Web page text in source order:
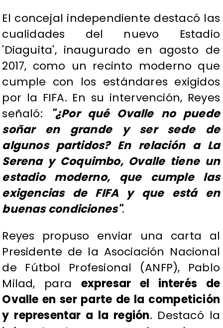
El concejal independiente destacó las
cualidades del nuevo Estadio
'Diaguita', inaugurado en agosto de
2017, como un recinto moderno que
cumple con los estándares exigidos
por la FIFA. En su intervención, Reyes
señaló:
"¿Por qué Ovalle no puede
soñar en grande y ser sede de
algunos partidos? En relación a La
Serena y Coquimbo, Ovalle tiene un
estadio moderno, que cumple las
exigencias de FIFA y que está en
buenas condiciones".
Reyes propuso enviar una carta al
Presidente de la Asociación Nacional
de Fútbol Profesional (ANFP), Pablo
Milad, para expresar el interés de
Ovalle en ser parte de la competición
y representar a la región. Destacó la